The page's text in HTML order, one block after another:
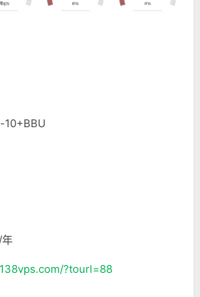
10+BBU
?tourl=88